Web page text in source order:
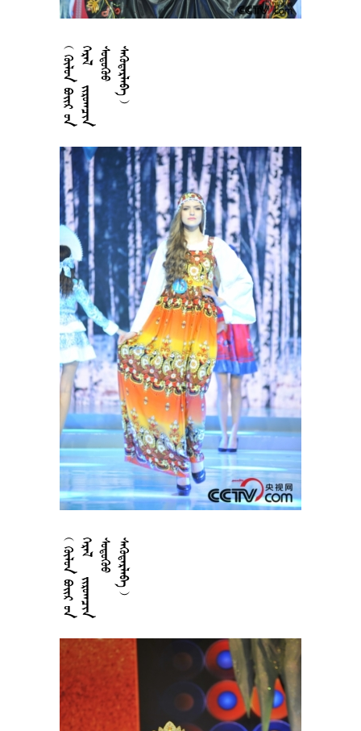










































 










































 